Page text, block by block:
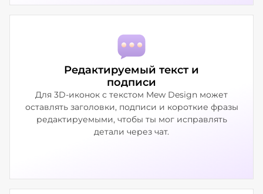
Редактируемый текст и
подписи
Для 3D-иконок с текстом Mew Design может
оставлять заголовки, подписи и короткие фразы
редактируемыми, чтобы ты мог исправлять
детали через чат.